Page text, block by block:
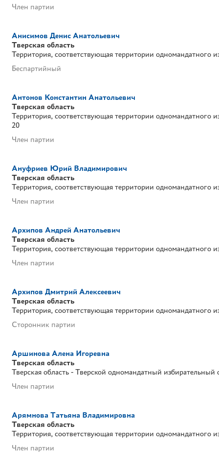
Член партии
Анисимов Денис Анатольевич
Тверская область
Территория, соответствующая территории
Беспартийный
Антонов Константин Анатольевич
Тверская область
Территория, соответствующая территории
20
Член партии
Ануфриев Юрий Владимирович
Тверская область
Территория, соответствующая территории
Член партии
Архипов Андрей Анатольевич
Тверская область
Территория, соответствующая территории
Член партии
Архипов Дмитрий Алексеевич
Тверская область
Территория, соответствующая территории
Сторонник партии
Аршинова Алена Игоревна
Тверская область
Тверская область - Тверской одномандатный
Член партии
Арямнова Татьяна Владимировна
Тверская область
Территория, соответствующая территории
Член партии